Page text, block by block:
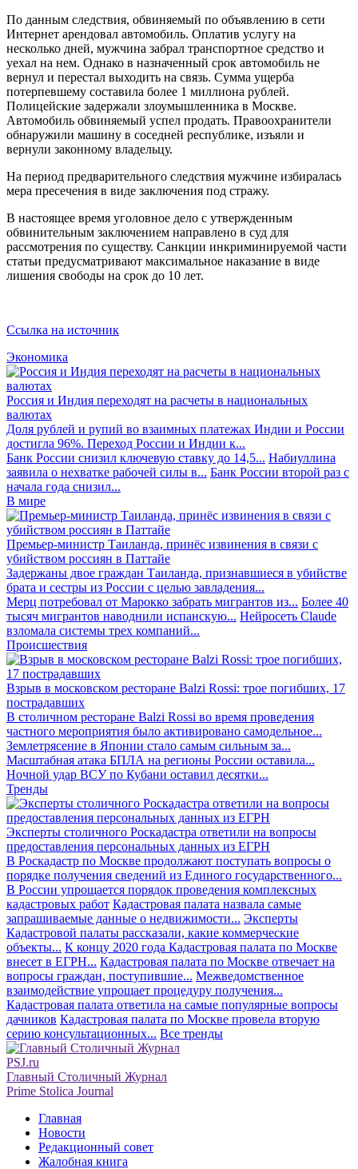
По данным следствия, обвиняемый по объявлению в сети
Интернет арендовал автомобиль. Оплатив услугу на
несколько дней, мужчина забрал транспортное средство и
уехал на нем. Однако в назначенный срок автомобиль не
вернул и перестал выходить на связь. Сумма ущерба
потерпевшему составила более 1 миллиона рублей.
Полицейские задержали злоумышленника в Москве.
Автомобиль обвиняемый успел продать. Правоохранители
обнаружили машину в соседней республике, изъяли и
вернули законному владельцу.
На период предварительного следствия мужчине избиралась
мера пресечения в виде заключения под стражу.
В настоящее время уголовное дело с утвержденным
обвинительным заключением направлено в суд для
рассмотрения по существу. Санкции инкриминируемой части
статьи предусматривают максимальное наказание в виде
лишения свободы на срок до 10 лет.
Ссылка на источник
Экономика
Россия и Индия переходят на расчеты в национальных
валютах
Доля рублей и рупий во взаимных платежах Индии и России
достигла 96%. Переход России и Индии к...
Банк России снизил ключевую ставку до 14,5... Набиуллина
заявила о нехватке рабочей силы в... Банк России второй раз с
начала года снизил...
В мире
Премьер-министр Таиланда, принёс извинения в связи с
убийством россиян в Паттайе
Задержаны двое граждан Таиланда, признавшиеся в убийстве
брата и сестры из России с целью завладения...
Мерц потребовал от Марокко забрать мигрантов из... Более 40
тысяч мигрантов наводнили испанскую... Нейросеть Claude
взломала системы трех компаний...
Происшествия
Взрыв в московском ресторане Balzi Rossi: трое погибших, 17
пострадавших
В столичном ресторане Balzi Rossi во время проведения
частного мероприятия было активировано самодельное...
Землетрясение в Японии стало самым сильным за...
Масштабная атака БПЛА на регионы России оставила...
Ночной удар ВСУ по Кубани оставил десятки...
Тренды
Эксперты столичного Роскадастра ответили на вопросы
предоставления персональных данных из ЕГРН
В Роскадастр по Москве продолжают поступать вопросы о
порядке получения сведений из Единого государственного...
В России упрощается порядок проведения комплексных
кадастровых работ Кадастровая палата назвала самые
запрашиваемые данные о недвижимости... Эксперты
Кадастровой палаты рассказали, какие коммерческие
объекты... К концу 2020 года Кадастровая палата по Москве
внесет в ЕГРН... Кадастровая палата по Москве отвечает на
вопросы граждан, поступившие... Межведомственное
взаимодействие упрощает процедуру получения...
Кадастровая палата ответила на самые популярные вопросы
дачников Кадастровая палата по Москве провела вторую
серию консультационных... Все тренды
PSJ.ru
Главный Столичный Журнал
Prime Stolica Journal
Главная
Новости
Редакционный совет
Жалобная книга